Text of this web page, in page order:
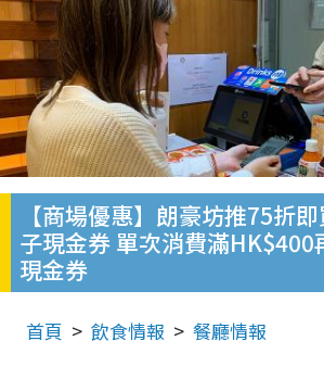
【商場優惠】朗豪坊推75折
子現金券 單次消費滿
現金券
首頁 飲食情報 餐廳情報